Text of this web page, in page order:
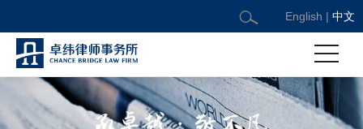
English | 中文